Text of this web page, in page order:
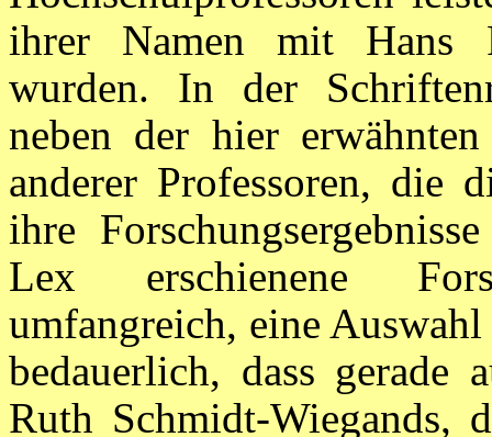
ihrer Namen mit Hans
wurden. In der
neben der hier
anderer Professoren, die
ihre
Lex erschienene
umfangreich, eine
bedauerlich, dass gerade
Ruth Schmidt-Wiegands,